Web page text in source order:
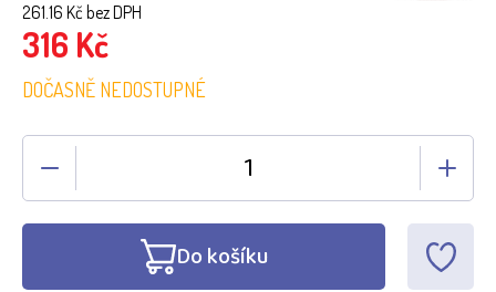
261.16 Kč bez DPH
316 Kč
DOČASNĚ NEDOSTUPNÉ
Do košíku